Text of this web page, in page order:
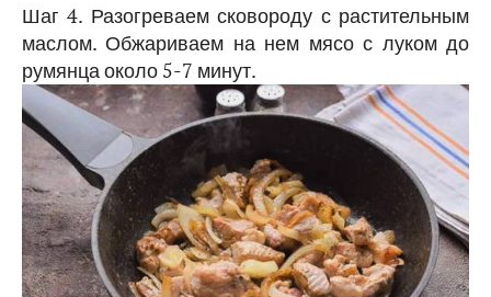
Шаг 4. Разогреваем сковороду с растительным
маслом. Обжариваем на нем мясо с луком до
румянца около 5-7 минут.